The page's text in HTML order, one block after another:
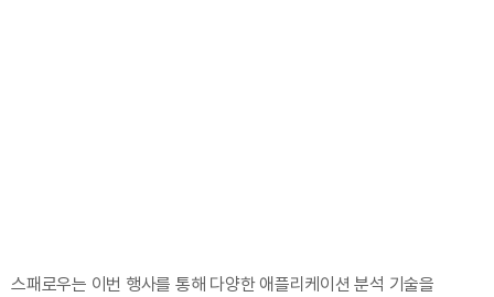
스패로우는 이번 행사를 통해 다양한 애플리케이션 분석 기술을